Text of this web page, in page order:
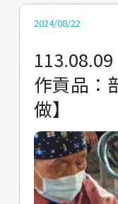
義 接下來的兩天是運動大會 讓我們繼續為參賽
地門鄉鄉運 #
2024/08/22
作貢品：
做】